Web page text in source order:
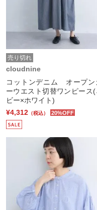
売り切れ
cloudnine
コットンデニム オープン
ーウエスト切替ワンピース(
ビー×ホワイト)
¥4,312 （税込） 20%OFF